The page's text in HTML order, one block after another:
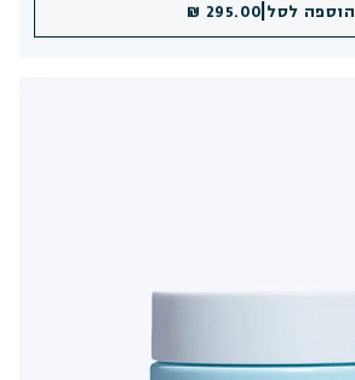
הוספה לסל 295.00 ₪